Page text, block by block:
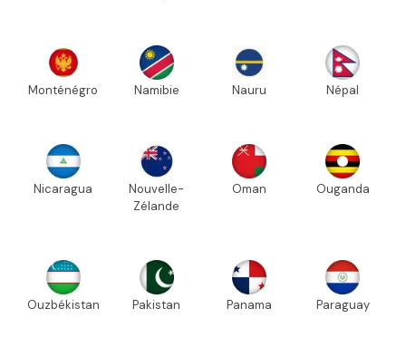
Monténégro Namibie Nauru Népal
Nicaragua
Nouvelle-
Zélande
Oman Ouganda
Ouzbékistan Pakistan Panama Paraguay